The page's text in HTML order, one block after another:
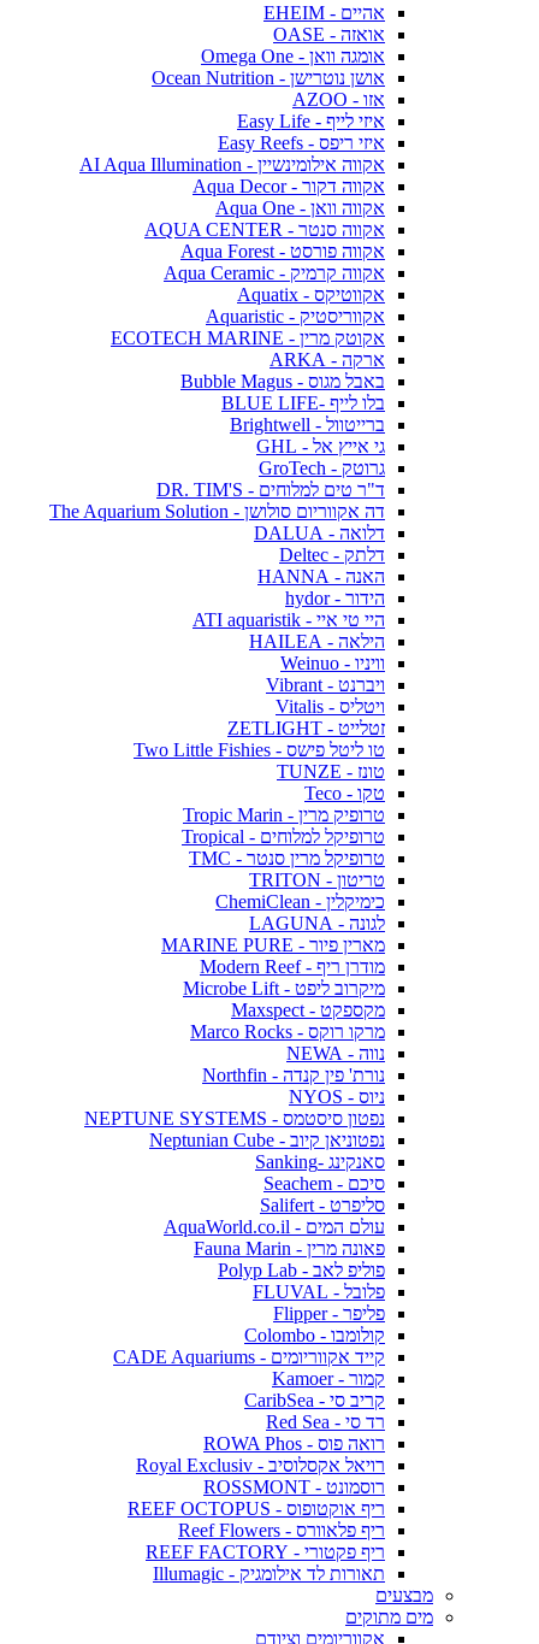
אהיים - EHEIM
אואזה - OASE
אומגה וואן - Omega One
אושן נוטרישן - Ocean Nutrition
אזו - AZOO
איזי לייף - Easy Life
איזי ריפס - Easy Reefs
אקווה אילומינשיין - AI Aqua Illumination
אקווה דקור - Aqua Decor
אקווה וואן - Aqua One
אקווה סנטר - AQUA CENTER
אקווה פורסט - Aqua Forest
אקווה קרמיק - Aqua Ceramic
אקווטיקס - Aquatix
אקווריסטיק - Aquaristic
אקוטק מרין - ECOTECH MARINE
ארקה - ARKA
באבל מגוס - Bubble Magus
בלו לייף -BLUE LIFE
ברייטוול - Brightwell
גי אייץ אל - GHL
גרוטק - GroTech
ד"ר טים למלוחים - DR. TIM'S
דה אקווריום סולושן - The Aquarium Solution
דלואה - DALUA
דלתק - Deltec
האנה - HANNA
הידור - hydor
היי טי איי - ATI aquaristik
הילאה - HAILEA
וויניו - Weinuo
ויברנט - Vibrant
ויטליס - Vitalis
זטלייט - ZETLIGHT
טו ליטל פישס - Two Little Fishies
טונז - TUNZE
טקו - Teco
טרופיק מרין - Tropic Marin
טרופיקל למלוחים - Tropical
טרופיקל מרין סנטר - TMC
טריטון - TRITON
כימיקלין - ChemiClean
לגונה - LAGUNA
מארין פיור - MARINE PURE
מודרן ריף - Modern Reef
מיקרוב ליפט - Microbe Lift
מקספקט - Maxspect
מרקו רוקס - Marco Rocks
נווה - NEWA
נורת' פין קנדה - Northfin
ניוס - NYOS
נפטון סיסטמס - NEPTUNE SYSTEMS
נפטוניאן קיוב - Neptunian Cube
סאנקינג -Sanking
סיכם - Seachem
סליפרט - Salifert
עולם המים - AquaWorld.co.il
פאונה מרין - Fauna Marin
פוליפ לאב - Polyp Lab
פלובל - FLUVAL
פליפר - Flipper
קולומבו - Colombo
קייד אקווריומים - CADE Aquariums
קמור - Kamoer
קריב סי - CaribSea
רד סי - Red Sea
רואה פוס - ROWA Phos
רויאל אקסלוסיב - Royal Exclusiv
רוסמונט - ROSSMONT
ריף אוקטופוס - REEF OCTOPUS
ריף פלאוורס - Reef Flowers
ריף פקטורי - REEF FACTORY
תאורות לד אילומגיק - Illumagic
מבצעים
מים מתוקים
אקווריומים וציודם